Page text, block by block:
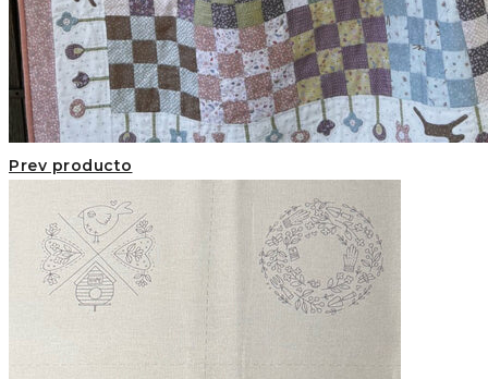
Prev producto